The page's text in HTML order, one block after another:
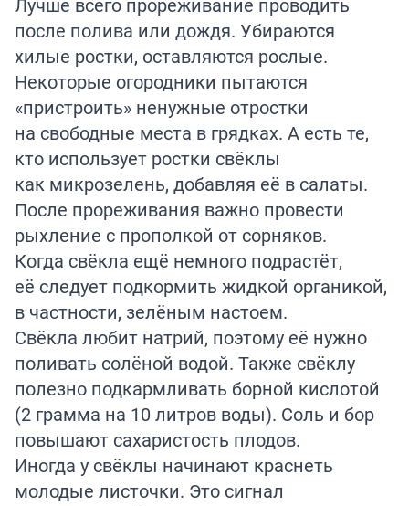
Лучше всего прореживание проводить
после полива или дождя. Убираются
хилые ростки, оставляются рослые.
Некоторые огородники пытаются
«пристроить» ненужные отростки
на свободные места в грядках. А есть те,
кто использует ростки свёклы
как микрозелень, добавляя её в салаты.
После прореживания важно провести
рыхление с прополкой от сорняков.
Когда свёкла ещё немного подрастёт,
её следует подкормить жидкой органикой,
в частности, зелёным настоем.
Свёкла любит натрий, поэтому её нужно
поливать солёной водой. Также свёклу
полезно подкармливать борной кислотой
(2 грамма на 10 литров воды). Соль и бор
повышают сахаристость плодов.
Иногда у свёклы начинают краснеть
молодые листочки. Это сигнал